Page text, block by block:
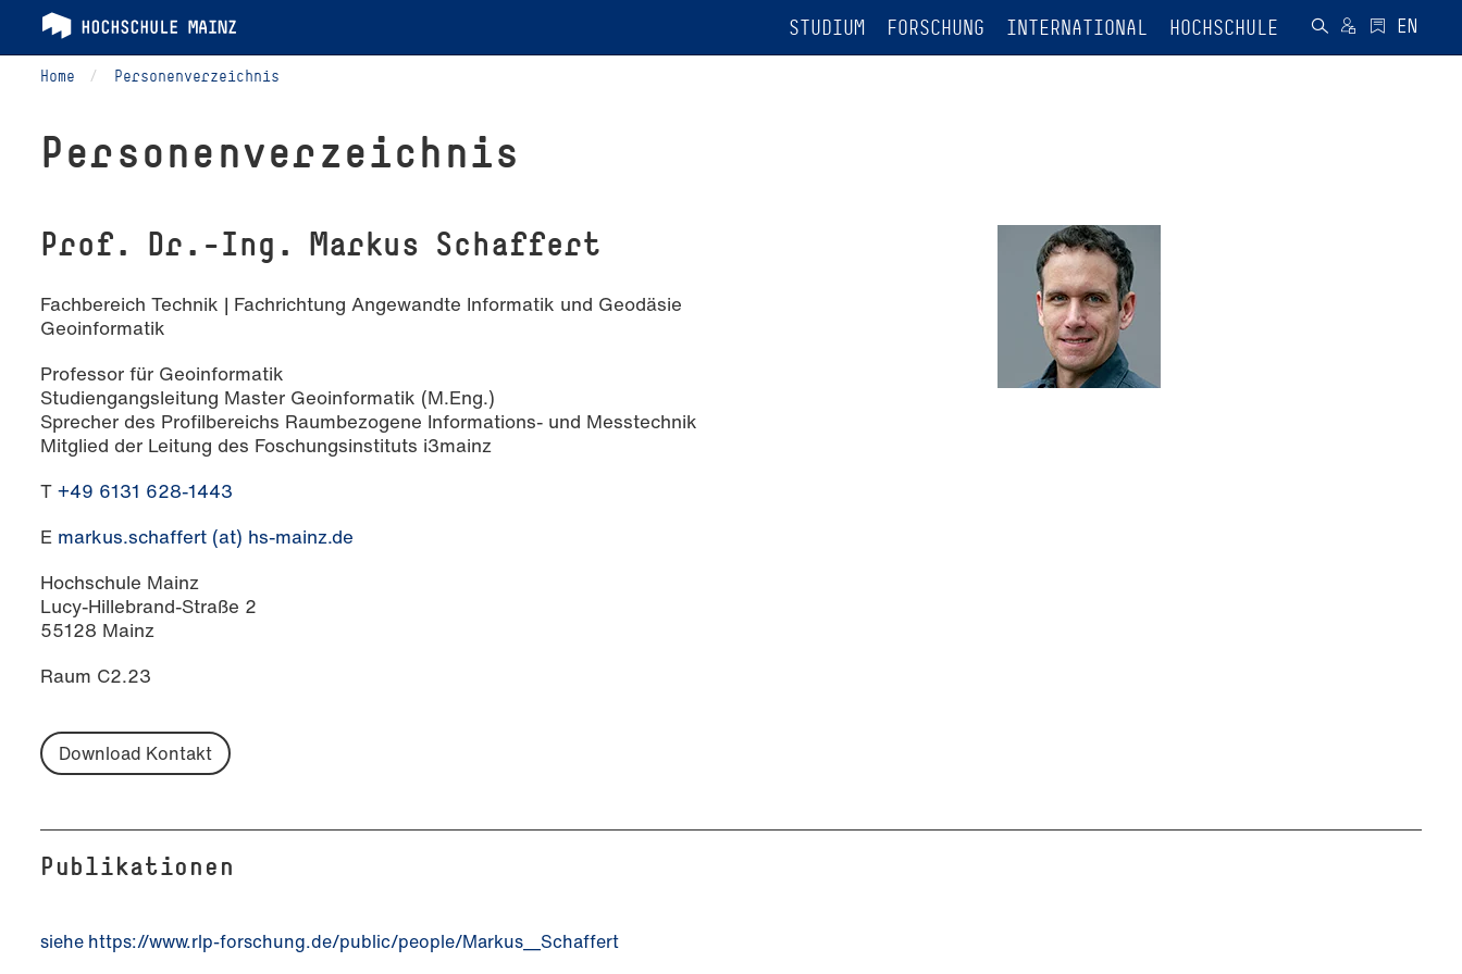
STUDIUM FORSCHUNG INTERNATIONAL HOCHSCHULE
Home Personenverzeichnis
Per­so­nen­ver­zeich­nis
Prof. Dr.-Ing. Markus Schaffert
Fachbereich Technik | Fachrichtung Angewandte Informatik und Geodäsie
Geoinformatik
Professor für Geoinformatik
Studiengangsleitung Master Geoinformatik (M.Eng.)
Sprecher des Profilbereichs Raumbezogene Informations- und Messtechnik
Mitglied der Leitung des Foschungsinstituts i3mainz
T +49 6131 628-1443
E markus.schaffert (at) hs-mainz.de
Hochschule Mainz
Lucy-Hillebrand-Straße 2
55128 Mainz
Raum C2.23
Download Kontakt
Publikationen
siehe https://www.rlp-forschung.de/public/people/Markus__Schaffert